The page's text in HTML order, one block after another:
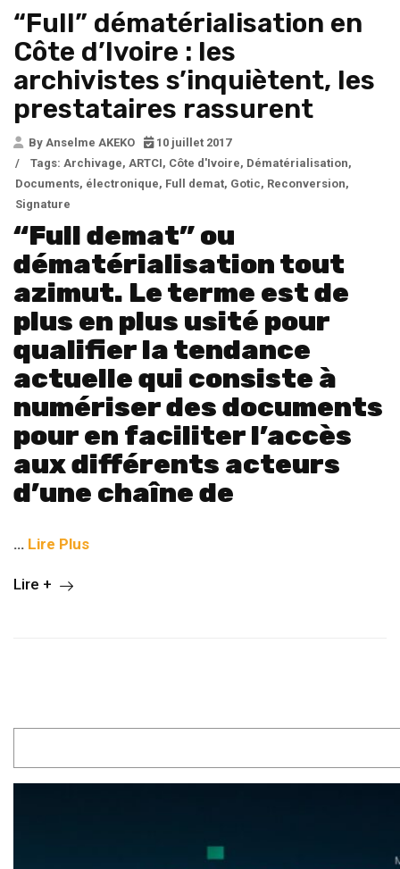
“Full” dématérialisation en
Côte d’Ivoire : les
archivistes s’inquiètent, les
prestataires rassurent
By Anselme AKEKO
10 juillet 2017
/
Tags: Archivage, ARTCI, Côte d'Ivoire, Dématérialisation,
Documents, électronique, Full demat, Gotic, Reconversion,
Signature
“Full demat” ou
dématérialisation tout
azimut. Le terme est de
plus en plus usité pour
qualifier la tendance
actuelle qui consiste à
numériser des documents
pour en faciliter l’accès
aux différents acteurs
d’une chaîne de
… Lire Plus
Lire +